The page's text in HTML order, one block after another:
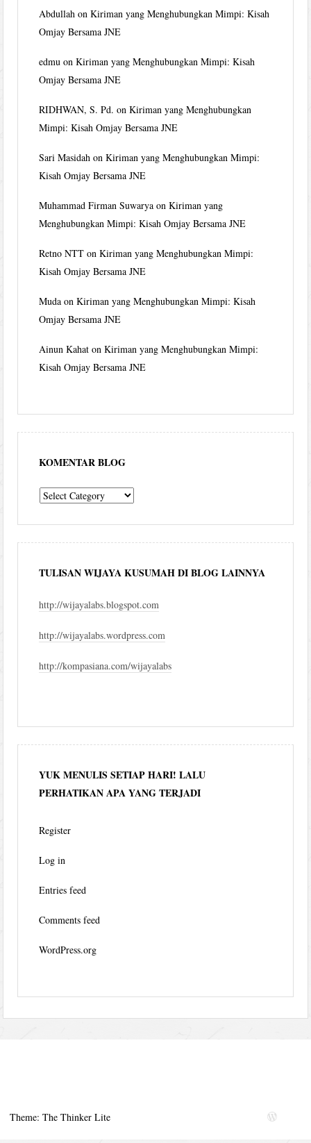
Abdullah onKiriman yang Menghubungkan Mimpi: Kisah
Omjay Bersama JNE
edmu onKiriman yang Menghubungkan Mimpi: Kisah
Omjay Bersama JNE
RIDHWAN, S. Pd. onKiriman yang Menghubungkan
Mimpi: Kisah Omjay Bersama JNE
Sari Masidah onKiriman yang Menghubungkan Mimpi:
Kisah Omjay Bersama JNE
Muhammad Firman Suwarya onKiriman yang
Menghubungkan Mimpi: Kisah Omjay Bersama JNE
Retno NTT onKiriman yang Menghubungkan Mimpi:
Kisah Omjay Bersama JNE
Muda onKiriman yang Menghubungkan Mimpi: Kisah
Omjay Bersama JNE
Ainun Kahat onKiriman yang Menghubungkan Mimpi:
Kisah Omjay Bersama JNE
KOMENTAR BLOG
komentar
TULISAN WIJAYA KUSUMAH DI BLOG LAINNYA
http://wijayalabs.blogspot.com
http://wijayalabs.wordpress.com
http://kompasiana.com/wijayalabs
YUK MENULIS SETIAP HARI! LALU
PERHATIKAN APA YANG TERJADI
Register
Log in
Entries feed
Comments feed
WordPress.org
Theme: The Thinker Lite